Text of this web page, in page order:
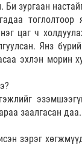
Би зургаан
цаг ч
Янз
эхлэн морин
заалгасан даа.
зэрэг